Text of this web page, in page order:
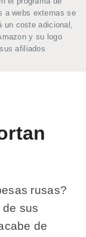
a webs externas se
un coste adicional,
y su logo
afiliados
rusas?
sus
de